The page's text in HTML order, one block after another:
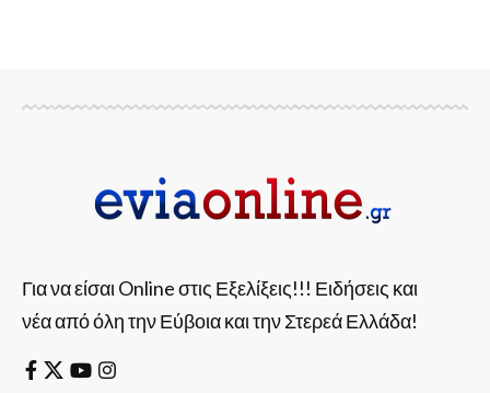
Για να είσαι Online στις Εξελίξεις!!! Ειδήσεις και
νέα από όλη την Εύβοια και την Στερεά Ελλάδα!